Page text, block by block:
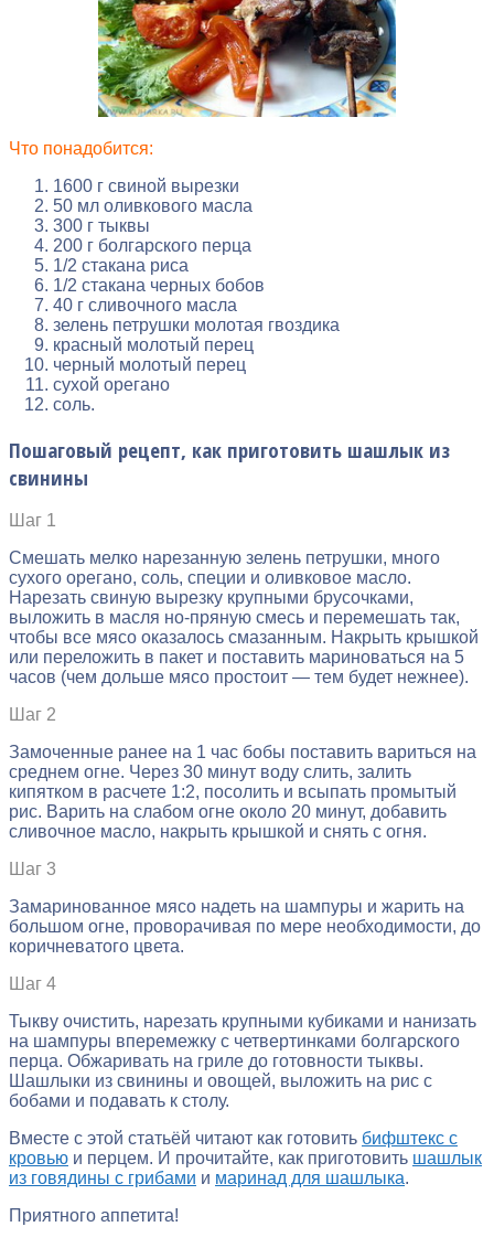
Что понадобится:
1600 г свиной вырезки
50 мл оливкового масла
300 г тыквы
200 г болгарского перца
1/2 стакана риса
1/2 стакана черных бобов
40 г сливочного масла
зелень петрушки молотая гвоздика
красный молотый перец
черный молотый перец
сухой орегано
соль.
Пошаговый рецепт, как приготовить шашлык из
свинины
Шаг 1
Смешать мелко нарезанную зелень петрушки, много
сухого орегано, соль, специи и оливковое масло.
Нарезать свиную вырезку крупными брусочками,
выложить в масля но-пряную смесь и перемешать так,
чтобы все мясо оказалось смазанным. Накрыть крышкой
или переложить в пакет и поставить мариноваться на 5
часов (чем дольше мясо простоит — тем будет нежнее).
Шаг 2
Замоченные ранее на 1 час бобы поставить вариться на
среднем огне. Через 30 минут воду слить, залить
кипятком в расчете 1:2, посолить и всыпать промытый
рис. Варить на слабом огне около 20 минут, добавить
сливочное масло, накрыть крышкой и снять с огня.
Шаг 3
Замаринованное мясо надеть на шампуры и жарить на
большом огне, проворачивая по мере необходимости, до
коричневатого цвета.
Шаг 4
Тыкву очистить, нарезать крупными кубиками и нанизать
на шампуры вперемежку с четвертинками болгарского
перца. Обжаривать на гриле до готовности тыквы.
Шашлыки из свинины и овощей, выложить на рис с
бобами и подавать к столу.
Вместе с этой статьёй читают как готовить бифштекс с
кровью и перцем. И прочитайте, как приготовить шашлык
из говядины с грибами и маринад для шашлыка.
Приятного аппетита!